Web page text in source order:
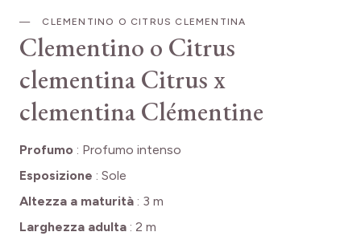
CLEMENTINO O CITRUS CLEMENTINA
Clementino o Citrus
clementinaCitrus x
clementina Clémentine
Profumo : Profumo intenso
Esposizione : Sole
Altezza a maturità : 3 m
Larghezza adulta : 2 m